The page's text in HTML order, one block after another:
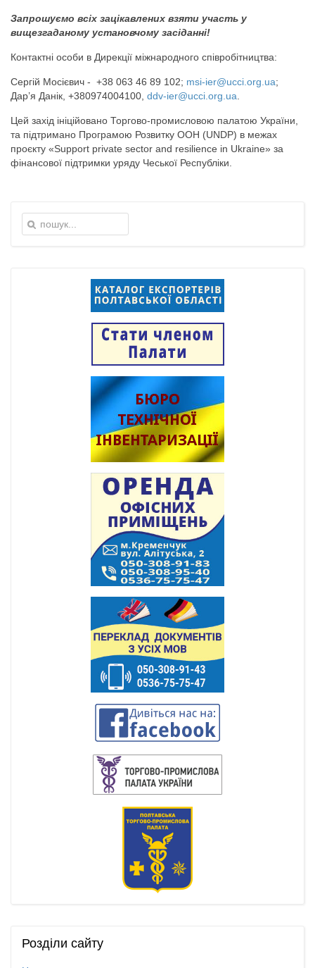
Запрошуємо всіх зацікавлених взяти участь у
вищезгаданому установчому засіданні!
Контактні особи в Дирекції міжнародного співробітництва:
Сергій Мосієвич - +38 063 46 89 102; msi-ier@ucci.org.ua;
Дар’я Данік, +380974004100, ddv-ier@ucci.org.ua
Цей захід ініційовано Торгово-промисловою палатою України,
та підтримано Програмою Розвитку ООН (UNDP) в межах
проєкту «Support private sector and resilience in Ukraine» за
фінансової підтримки уряду Чеської Республіки.
Розділи сайту